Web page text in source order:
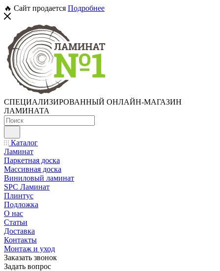
🔥 Сайт продается Подробнее
СПЕЦИАЛИЗИРОВАННЫЙ ОНЛАЙН-МАГАЗИН
ЛАМИНАТА
Каталог
Ламинат
Паркетная доска
Массивная доска
Виниловый ламинат
SPC Ламинат
Плинтус
Подложка
О нас
Статьи
Доставка
Контакты
Монтаж и уход
Заказать звонок
Задать вопрос